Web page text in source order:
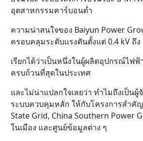
อุตสาหกรรมคาร์บอนต่ำ
ความน่าสนใจของ Baiyun Power
ครอบคลุมระดับแรงดันตั้งแต่ 0.4 kV ถึง
เรียกได้ว่าเป็นหนึ่งในผู้ผลิตอุปกรณ์ไ
ครบถ้วนที่สุดในประเทศ
และไม่น่าแปลกใจเลยว่า ทำไมถึงเป็น
ระบบควบคุมหลัก ให้กับโครงการสำคั
State Grid, China Southern Power
ในเมือง และศูนย์ข้อมูลต่าง ๆ